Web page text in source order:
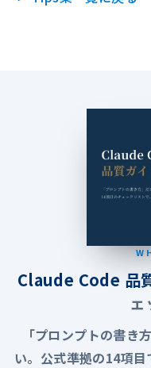
Claude Code 品
ェ
「プロンプトの書き
い。公式準拠の14項